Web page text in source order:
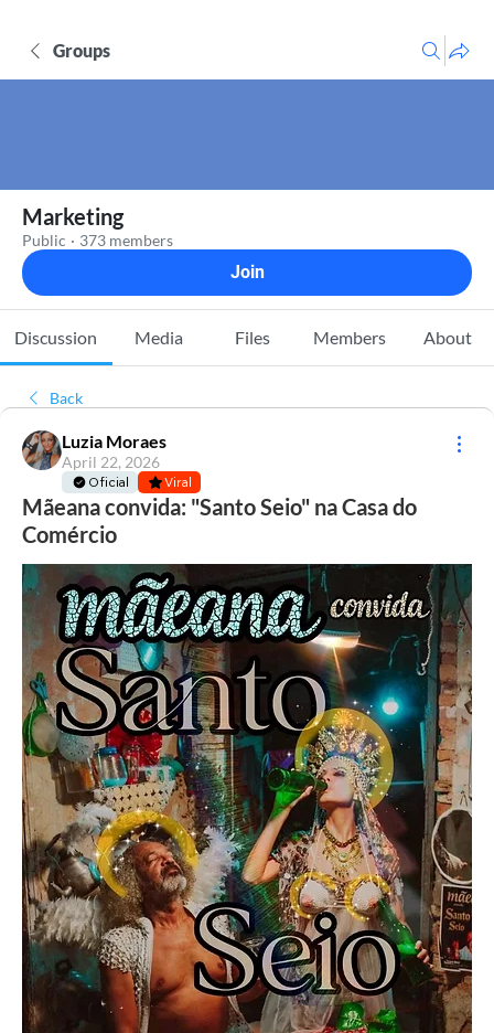
Groups
Marketing
Public · 373 members
Join
Discussion Media Files Members About
Back
Luzia Moraes
April 22, 2026
Oficial Viral
Mãeana convida: "Santo Seio" na Casa do
Comércio